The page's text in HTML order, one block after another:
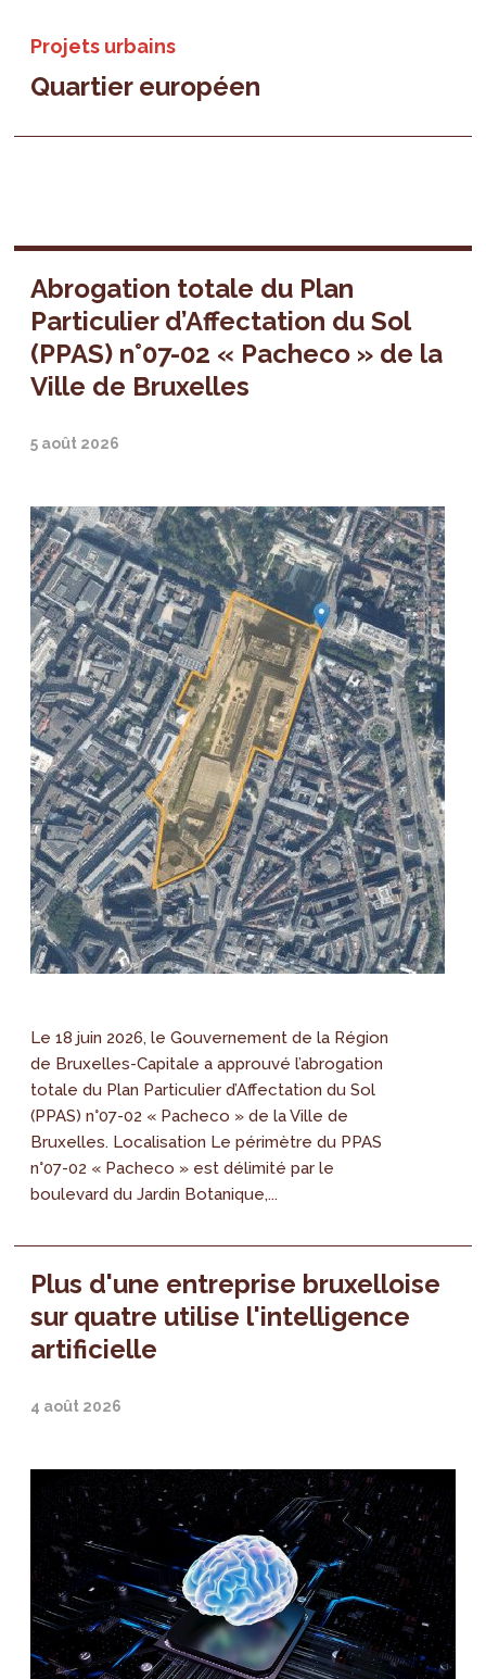
Projets urbains
Quartier européen
Abrogation totale du Plan
Particulier d’Affectation du Sol
(PPAS) n°07-02 « Pacheco » de la
Ville de Bruxelles
5 août 2026
Le 18 juin 2026, le Gouvernement de la Région
de Bruxelles-Capitale a approuvé l’abrogation
totale du Plan Particulier d’Affectation du Sol
(PPAS) n°07-02 « Pacheco » de la Ville de
Bruxelles. Localisation Le périmètre du PPAS
n°07-02 « Pacheco » est délimité par le
boulevard du Jardin Botanique,...
Plus d'une entreprise bruxelloise
sur quatre utilise l'intelligence
artificielle
4 août 2026